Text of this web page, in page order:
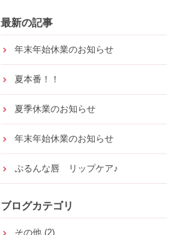
最新の記事
年末年始休業のお知らせ
夏本番！！
夏季休業のお知らせ
年末年始休業のお知らせ
ぷるんな唇 リップケア♪
ブログカテゴリ
その他 (2)